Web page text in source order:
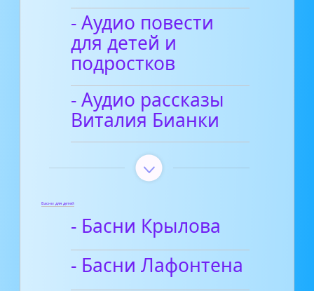
- Аудио повести
для детей и
подростков
- Аудио рассказы
Виталия Бианки
Басни для детей
- Басни Крылова
- Басни Лафонтена